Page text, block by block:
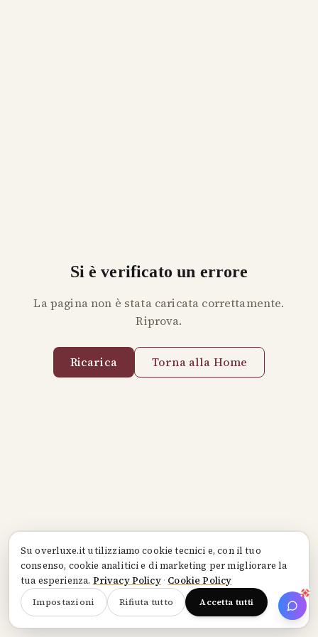
Suoverluxe.itutilizziamo cookie tecnici e, con il tuo
consenso, cookie analitici e di marketing per migliorare la
tua esperienza. Privacy Policy· Cookie Policy
Impostazioni Rifiuta tutto Accetta tutti
Si è verificato un errore
La pagina non è stata caricata correttamente.
Riprova.
Ricarica Torna alla Home